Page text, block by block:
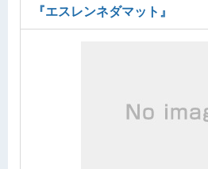
『エスレンネダマット』